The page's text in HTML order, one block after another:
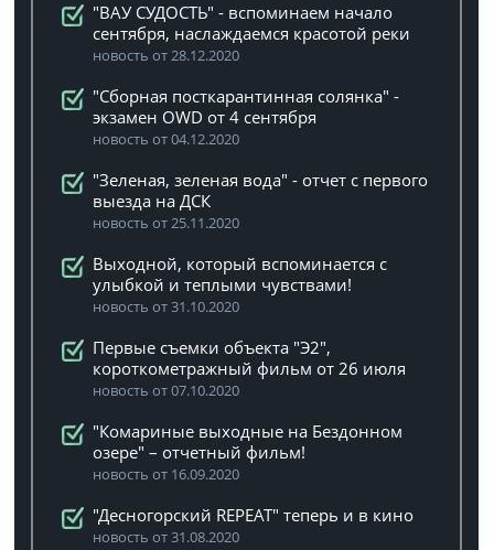
"ВАУ СУДОСТЬ" - вспоминаем начало
сентября, наслаждаемся красотой реки
новость от 28.12.2020
"Сборная посткарантинная солянка" -
экзамен OWD от 4 сентября
новость от 04.12.2020
"Зеленая, зеленая вода" - отчет с первого
выезда на ДСК
новость от 25.11.2020
Выходной, который вспоминается с
улыбкой и теплыми чувствами!
новость от 31.10.2020
Первые съемки объекта "Э2",
короткометражный фильм от 26 июля
новость от 07.10.2020
"Комариные выходные на Бездонном
озере" – отчетный фильм!
новость от 16.09.2020
"Десногорский REPEAT" теперь и в кино
новость от 31.08.2020